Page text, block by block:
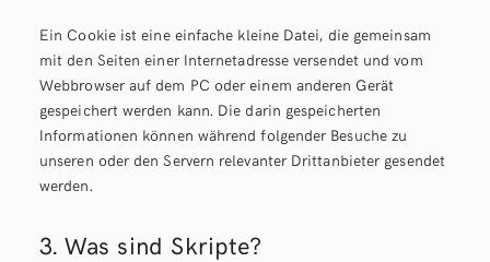
Ein Cookie ist eine einfache kleine Datei, die gemeinsam
mit den Seiten einer Internetadresse versendet und vom
Webbrowser auf dem PC oder einem anderen Gerät
gespeichert werden kann. Die darin gespeicherten
Informationen können während folgender Besuche zu
unseren oder den Servern relevanter Drittanbieter gesendet
werden.
3. Was sind Skripte?